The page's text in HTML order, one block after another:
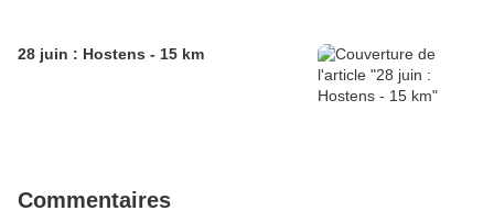
28 juin : Hostens - 15 km
Commentaires